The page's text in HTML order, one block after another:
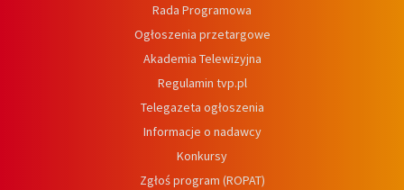
Rada Programowa
Ogłoszenia przetargowe
Akademia Telewizyjna
Regulamin tvp.pl
Telegazeta ogłoszenia
Informacje o nadawcy
Konkursy
Zgłoś program (ROPAT)